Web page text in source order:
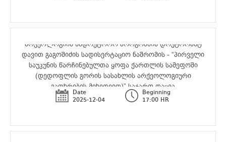
არქეოლოგიის სადოქტორო პროგრამის დოქტორანტ
დავით გაგოშიძის სადისერტაციო ნაშრომის - “პირველი
საუკუნის წარჩინებულთა ყოფა ქართლის სამეფოში
(დედოფლის გორის სასახლის არქეოლოგიური
გათხრების მიხედვით)” საჯარო დაცვა
Date
2025-12-04
Beginning
17:00 HR